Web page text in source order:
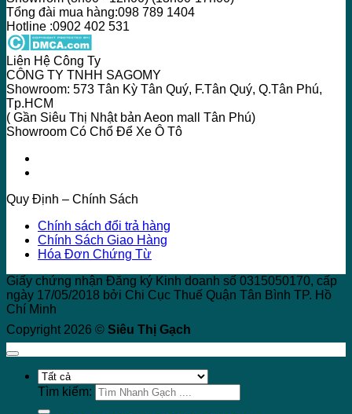
Tổng đài mua hàng:098 789 1404
Hotline :0902 402 531
Liên Hệ Công Ty
CÔNG TY TNHH SAGOMY
Showroom: 573 Tân Kỳ Tân Quý, F.Tân Quý, Q.Tân Phú,
Tp.HCM
( Gần Siêu Thị Nhật bản Aeon mall Tân Phú)
Showroom Có Chổ Để Xe Ô Tô
Quy Định – Chính Sách
Chính sách đổi trả hàng
Chính Sách Giao Hàng
Hóa Đơn Chứng Từ
Giấy chứng nhận Đăng ký Kinh doanh số 0315050170, cấp
ngày 17/05/2018 bởi Chi Cục Thuế Quận Tân Bình TP. Hồ
Chí Minh
Copyright 2026 © Siêu Thị Gạch
Tìm kiếm: